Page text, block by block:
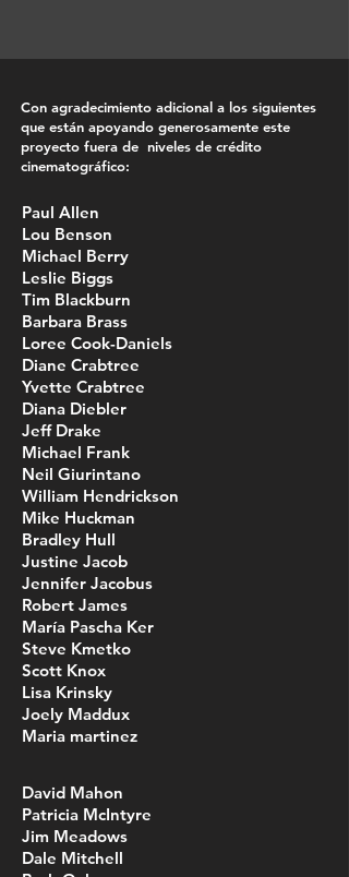
Con agradecimiento adicional a los siguientes
que están apoyando generosamente este
proyecto fuera de niveles de crédito
cinematográfico:
Paul Allen
Lou Benson
Michael Berry
Leslie Biggs
Tim Blackburn
Barbara Brass
Loree Cook-Daniels
Diane Crabtree
Yvette Crabtree
Diana Diebler
Jeff Drake
Michael Frank
Neil Giurintano
William Hendrickson
Mike Huckman
Bradley Hull
Justine Jacob
Jennifer Jacobus
Robert James
María Pascha Ker
Steve Kmetko
Scott Knox
Lisa Krinsky
Joely Maddux
Maria martinez
David Mahon
Patricia McIntyre
Jim Meadows
Dale Mitchell